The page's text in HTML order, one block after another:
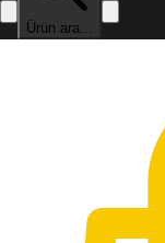
Ürün ara...